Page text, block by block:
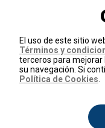
Un
El uso de este sitio
Términos y
terceros para mejorar
su navegación. Si
Política de Cookies